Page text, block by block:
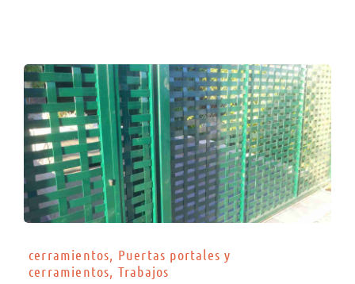
cerramientos, Puertas portales y
cerramientos, Trabajos